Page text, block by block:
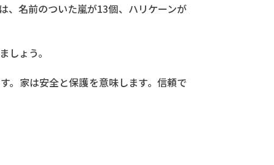
、名前のついた嵐が13個、ハリケーンが
ょう。
。家は安全と保護を意味します。信頼で